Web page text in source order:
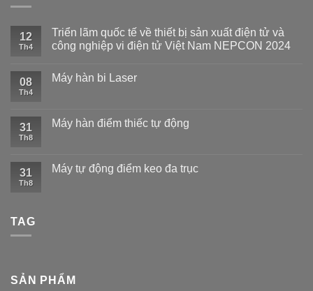
12
Th4
Triển lãm quốc tế về thiết bị sản xuất điện tử và
công nghiệp vi điện tử Việt Nam NEPCON 2024
08
Th4
Máy hàn bi Laser
31
Th8
Máy hàn điểm thiếc tự động
31
Th8
Máy tự động điểm keo đa trục
TAG
SẢN PHẨM